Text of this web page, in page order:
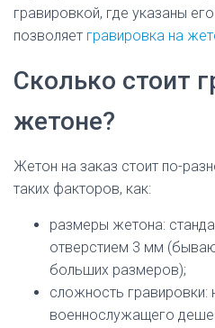
гравировкой, где указаны
позволяет гравировка на
Сколько стоит
жетоне?
Жетон на заказ стоит по-
таких факторов, как:
размеры жетона:
отверстием 3 мм
больших размеров);
сложность гравировки:
военнослужащего